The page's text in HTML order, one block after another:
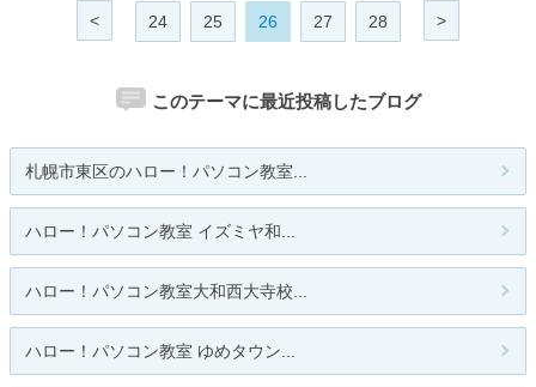
< 24 25 26 27 28 >
このテーマに最近投稿したブログ
札幌市東区のハロー！パソコン教室...
ハロー！パソコン教室 イズミヤ和...
ハロー！パソコン教室大和西大寺校...
ハロー！パソコン教室 ゆめタウン...